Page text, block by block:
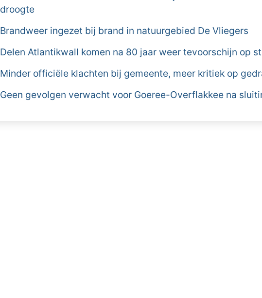
droogte
Brandweer ingezet bij brand in natuurgebied De Vliegers
Delen Atlantikwall komen na 80 jaar weer tevoorschijn op
Minder officiële klachten bij gemeente, meer kritiek op
Geen gevolgen verwacht voor Goeree-Overflakkee na